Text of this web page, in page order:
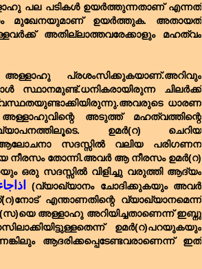
പല പടികൾ ഉയർത്തുന്നതാണ് എന്നത്
മുഖേനയുമാണ് ഉയർത്തുക. അതായത്
അതില്ലാത്തവരേക്കാളും മഹത്വം
പ്രശംസിക്കുകയാണ്.അറിവും
സ്ഥാനമുണ്ട്.ധനികരായിരുന്ന ചിലർക്ക്
ധാരണ
അടുത്ത് മഹത്വത്തിന്റെ
ഉമർ(റ) ചെറിയ
സദസ്സിൽ വലിയ പരിഗണന
നീരസം തോന്നി.അവർ ആ നീരസം ഉമർ(റ)
ഒരു സദസ്സിൽ വിളിച്ചു വരുത്തി ആദ്യം
(വ്യാഖ്യാനം ചോദിക്കുകയും അവർ
എന്താണതിന്റെ വ്യാഖ്യാനമെന്ന്
അള്ളാഹു അറിയിച്ചതാണെന്ന് ഇബ്നു
ഉമർ(റ)പറയുകയും
ആദരിക്കപ്പെടേണ്ടവരാണെന്ന് ഇത്